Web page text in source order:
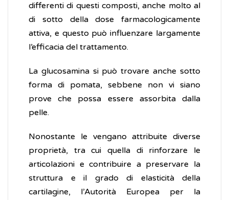
differenti di questi composti, anche molto al
di sotto della dose farmacologicamente
attiva, e questo può influenzare largamente
l’efficacia del trattamento.
La glucosamina si può trovare anche sotto
forma di pomata, sebbene non vi siano
prove che possa essere assorbita dalla
pelle.
Nonostante le vengano attribuite diverse
proprietà, tra cui quella di rinforzare le
articolazioni e contribuire a preservare la
struttura e il grado di elasticità della
cartilagine, l’Autorità Europea per la